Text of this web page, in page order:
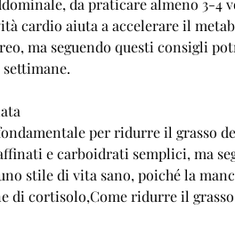
da praticare almeno 3-4
cardio aiuta a accelerare il
ma seguendo questi consigli
per ridurre il grasso
e carboidrati semplici, ma
stile di vita sano, poiché la
di cortisolo,Come ridurre il